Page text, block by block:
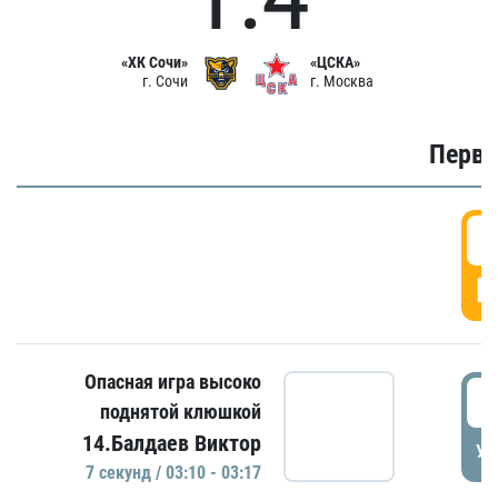
«ХК Сочи»
г. Сочи
«ЦСКА»
г. Москва
Опасная игра высоко
поднятой клюшкой
14.Балдаев Виктор
7 секунд / 03:10 - 03:17